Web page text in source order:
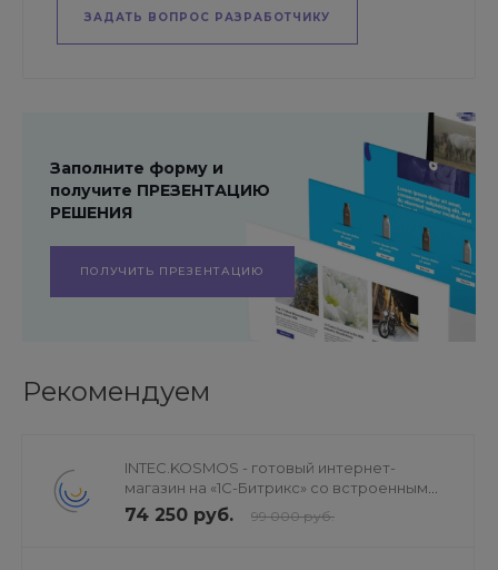
ЗАДАТЬ ВОПРОС РАЗРАБОТЧИКУ
Заполните форму и
получите ПРЕЗЕНТАЦИЮ
РЕШЕНИЯ
ПОЛУЧИТЬ ПРЕЗЕНТАЦИЮ
Рекомендуем
INTEC.KOSMOS - готовый интернет-
магазин на «1С-Битрикс» со встроенным
искусственным интеллектом
74 250 руб. 99 000 руб.